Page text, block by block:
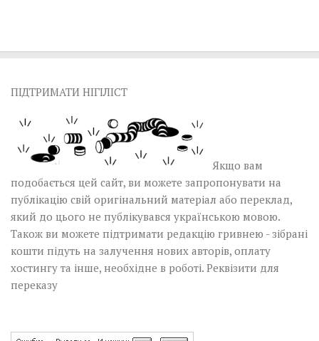
ПІДТРИМАТИ НІГІЛІСТ
Якщо вам
подобається цей сайт, ви можете запропонувати на
публікацію свій оригінальний матеріал або переклад,
який до цього не публікувався українською мовою.
Також ви можете підтримати редакцію гривнею - зібрані
кошти підуть на залучення нових авторів, оплату
хостингу та інше, необхідне в роботі. Реквізити для
переказу